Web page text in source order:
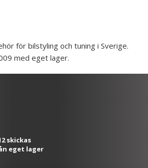
för bilstyling och tuning i Sverige.
med eget lager.
skickas
eget lager